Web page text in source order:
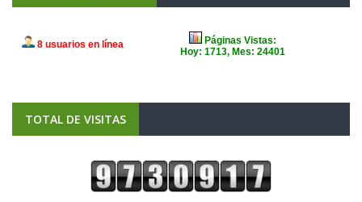
TOTAL DE VISITAS